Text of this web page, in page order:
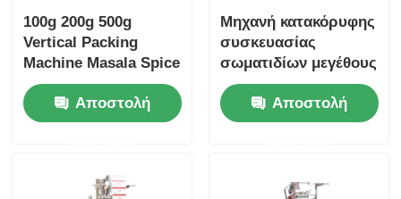
100g 200g 500g
Vertical Packing
Machine Masala Spice
Powder Sachet
Grains Pouch
Αποστολή
Μηχανή κατακόρυφης
συσκευασίας
σωματιδίων μεγέθους
φλιτζάνου 30-60
σακούλες/λεπτο
Αποστολή